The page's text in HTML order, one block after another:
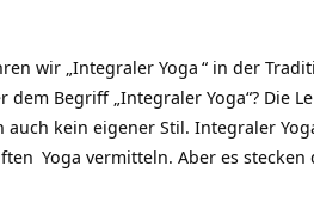
wir „Integraler Yoga “ in der
Begriff „Integraler Yoga“? Die
auch kein eigener Stil. Integraler
Yoga vermitteln. Aber es